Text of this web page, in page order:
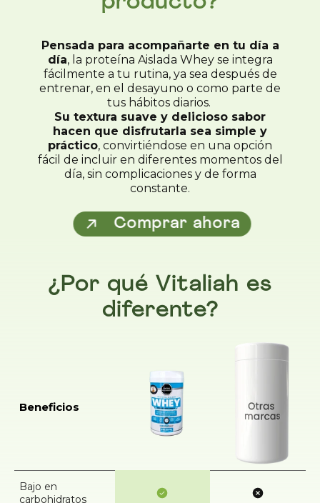
Pensada para acompañarte en tu día a
día, la proteína Aislada Whey se integra
fácilmente a tu rutina, ya sea después de
entrenar, en el desayuno o como parte de
tus hábitos diarios.
Su textura suave y delicioso sabor
hacen que disfrutarla sea simple y
práctico, convirtiéndose en una opción
fácil de incluir en diferentes momentos del
día, sin complicaciones y de forma
constante.
Comprar ahora
¿Por qué Vitaliah es
diferente?
Beneficios
Bajo en
carbohidratos